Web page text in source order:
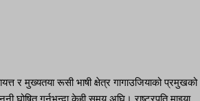
र मुख्यतया रूसी भाषी क्षेत्र गागाउजियाको प्रमुखको